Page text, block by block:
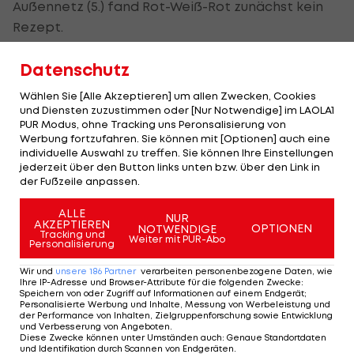
Außennetz (5.) fand Rot-Weiß-Rot zunächst kein
Rezept.
Nach einem weiten Verlegenheitspass von Almer
tricksteMartin Harnik seinen Bewacher Olsson
aus und wurde vom herauseilenden Schweden-
Goalie Andreas Isaksson umgemäht.
Isaksson kam mit Gelb glimpflich davon, den
fälligen Elfmeter verwandelte der frisch
gebackene Champions-League-Sieger Alaba
staubtrocken zum 1:0 (26.).
Damit startete Österreich so richtig durch und
legte gleich das 2:0 nach. Nach Maßflanke von
Datenschutz
Wählen Sie [Alle Akzeptieren] um allen Zwecken, Cookies
und Diensten zuzustimmen oder [Nur Notwendige] im LAOLA1
PUR Modus, ohne Tracking uns Peronsalisierung von
Werbung fortzufahren. Sie können mit [Optionen] auch eine
individuelle Auswahl zu treffen. Sie können Ihre Einstellungen
jederzeit über den Button links unten bzw. über den Link in
der Fußzeile anpassen.
ALLE
AKZEPTIEREN
Tracking und
Personalisierung
NUR
NOTWENDIGE
Weiter mit PUR-Abo
OPTIONEN
Wir und unsere 186 Partner verarbeiten personenbezogene Daten, wie
Ihre IP-Adresse und Browser-Attribute für die folgenden Zwecke:
Speichern von oder Zugriff auf Informationen auf einem Endgerät;
Personalisierte Werbung und Inhalte, Messung von Werbeleistung und
der Performance von Inhalten, Zielgruppenforschung sowie Entwicklung
und Verbesserung von Angeboten
Diese Zwecke können unter Umständen auch: Genaue Standortdaten
und Identifikation durch Scannen von Endgeräten